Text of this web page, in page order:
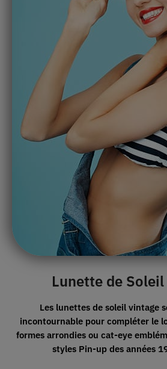
Lunette de
Les lunettes de soleil vintage
incontournable pour compléter le
formes arrondies ou cat-eye
styles Pin-up des années